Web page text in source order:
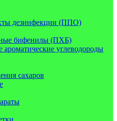
дезинфекции (ППО)
бифенилы (ПХБ)
углеводороды
сахаров